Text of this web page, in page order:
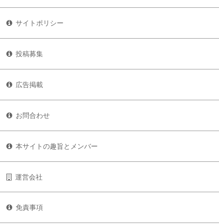
サイトポリシー
投稿募集
広告掲載
お問合わせ
本サイトの趣旨とメンバー
運営会社
免責事項